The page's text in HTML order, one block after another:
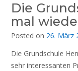
Die
mal
Posted on 26. März
Die Grundschule
sehr interessanten